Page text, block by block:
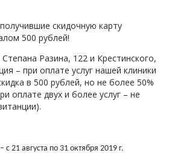
скидочную карту
500 рублей!
Разина, 122 и Крестинского,
– при оплате услуг нашей клиники
в 500 рублей, но не более 50%
оплате двух и более услуг – не
21 августа по 31 октября 2019 г.